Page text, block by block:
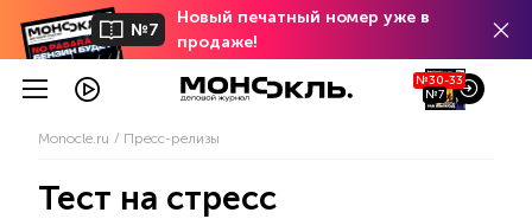
№7
Новый печатный номер уже в
продаже!
№30-33
№7
Monocle.ru Пресс-релизы
Тест на стресс